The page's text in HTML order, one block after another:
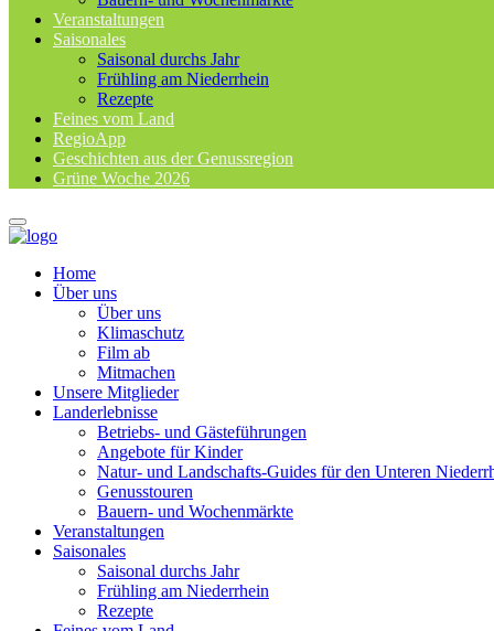
Veranstaltungen
Saisonales
Saisonal durchs Jahr
Frühling am Niederrhein
Rezepte
Feines vom Land
RegioApp
Geschichten aus der Genussregion
Grüne Woche 2026
Home
Über uns
Über uns
Klimaschutz
Film ab
Mitmachen
Unsere Mitglieder
Landerlebnisse
Betriebs- und Gästeführungen
Angebote für Kinder
Natur- und Landschafts-Guides für den Unteren
Genusstouren
Bauern- und Wochenmärkte
Veranstaltungen
Saisonales
Saisonal durchs Jahr
Frühling am Niederrhein
Rezepte